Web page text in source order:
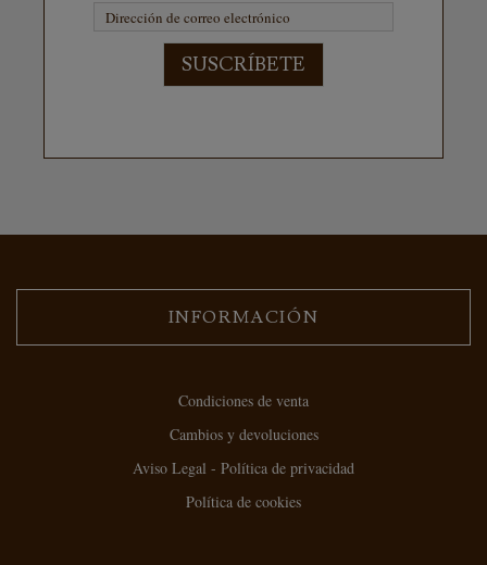
SUSCRÍBETE
INFORMACIÓN
Condiciones de venta
Cambios y devoluciones
Aviso Legal - Política de privacidad
Política de cookies